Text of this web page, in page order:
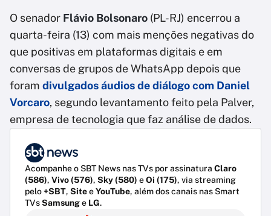
O senador Flávio Bolsonaro (PL-RJ) encerrou a
quarta-feira (13) com mais menções negativas do
que positivas em plataformas digitais e em
conversas de grupos de WhatsApp depois que
foram divulgados áudios de diálogo com Daniel
Vorcaro, segundo levantamento feito pela Palver,
empresa de tecnologia que faz análise de dados.
Acompanhe o SBT News nas TVs por assinatura Claro
(586), Vivo (576), Sky (580) eOi (175), via streaming
pelo+SBT, SiteeYouTube, além dos canais nas Smart
TVsSamsunge LG.